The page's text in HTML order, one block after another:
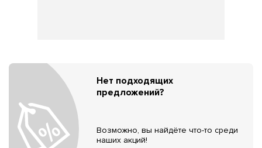
Нет подходящих
предложений?
Возможно, вы найдёте что-то среди
наших акций!